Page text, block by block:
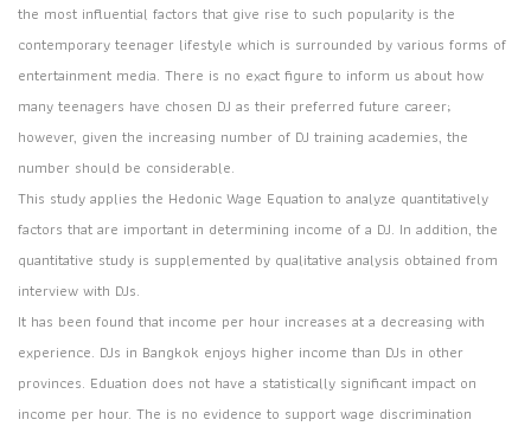
the most influential factors that give rise to such popularity is the
contemporary teenager lifestyle which is surrounded by various forms of
entertainment media. There is no exact figure to inform us about how
many teenagers have chosen DJ as their preferred future career;
however, given the increasing number of DJ training academies, the
number should be considerable.
This study applies the Hedonic Wage Equation to analyze quantitatively
factors that are important in determining income of a DJ. In addition, the
quantitative study is supplemented by qualitative analysis obtained from
interview with DJs.
It has been found that income per hour increases at a decreasing with
experience. DJs in Bangkok enjoys higher income than DJs in other
provinces. Eduation does not have a statistically significant impact on
income per hour. The is no evidence to support wage discrimination